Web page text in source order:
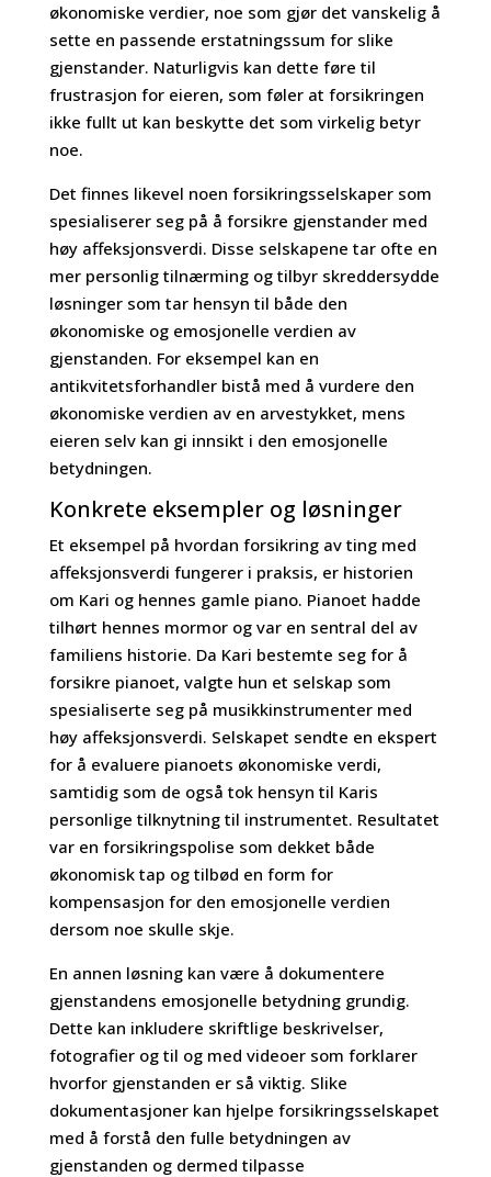
økonomiske verdier, noe som gjør det vanskelig å
sette en passende erstatningssum for slike
gjenstander. Naturligvis kan dette føre til
frustrasjon for eieren, som føler at forsikringen
ikke fullt ut kan beskytte det som virkelig betyr
noe.
Det finnes likevel noen forsikringsselskaper som
spesialiserer seg på å forsikre gjenstander med
høy affeksjonsverdi. Disse selskapene tar ofte en
mer personlig tilnærming og tilbyr skreddersydde
løsninger som tar hensyn til både den
økonomiske og emosjonelle verdien av
gjenstanden. For eksempel kan en
antikvitetsforhandler bistå med å vurdere den
økonomiske verdien av en arvestykket, mens
eieren selv kan gi innsikt i den emosjonelle
betydningen.
Konkrete eksempler og løsninger
Et eksempel på hvordan forsikring av ting med
affeksjonsverdi fungerer i praksis, er historien
om Kari og hennes gamle piano. Pianoet hadde
tilhørt hennes mormor og var en sentral del av
familiens historie. Da Kari bestemte seg for å
forsikre pianoet, valgte hun et selskap som
spesialiserte seg på musikkinstrumenter med
høy affeksjonsverdi. Selskapet sendte en ekspert
for å evaluere pianoets økonomiske verdi,
samtidig som de også tok hensyn til Karis
personlige tilknytning til instrumentet. Resultatet
var en forsikringspolise som dekket både
økonomisk tap og tilbød en form for
kompensasjon for den emosjonelle verdien
dersom noe skulle skje.
En annen løsning kan være å dokumentere
gjenstandens emosjonelle betydning grundig.
Dette kan inkludere skriftlige beskrivelser,
fotografier og til og med videoer som forklarer
hvorfor gjenstanden er så viktig. Slike
dokumentasjoner kan hjelpe forsikringsselskapet
med å forstå den fulle betydningen av
gjenstanden og dermed tilpasse